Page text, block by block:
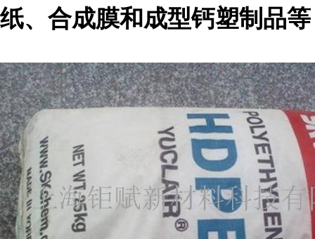
纸、合成膜和成型钙塑制品等